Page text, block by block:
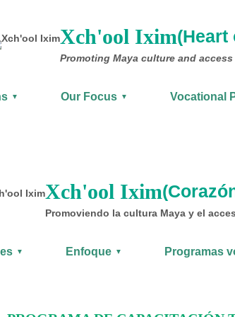
Xch'ool Ixim(Heart
Promoting Maya culture and
▼ Our Focus ▼ Vocational
Xch'ool Ixim
Promoviendo la cultura Maya y el
▼ Enfoque ▼ Programas